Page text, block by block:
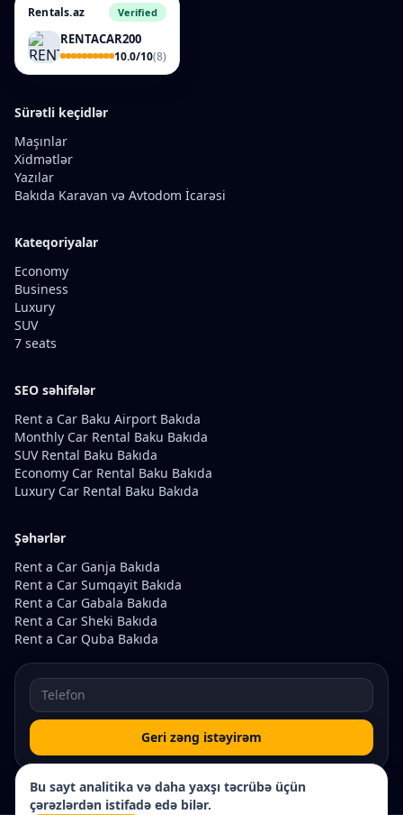
Rentals.az Verified
RENTACAR200
10.0/10(8)
Sürətli keçidlər
Maşınlar
Xidmətlər
Yazılar
Bakıda Karavan və Avtodom İcarəsi
Kateqoriyalar
Economy
Business
Luxury
SUV
7 seats
SEO səhifələr
Rent a Car Baku Airport Bakıda
Monthly Car Rental Baku Bakıda
SUV Rental Baku Bakıda
Economy Car Rental Baku Bakıda
Luxury Car Rental Baku Bakıda
Şəhərlər
Rent a Car Ganja Bakıda
Rent a Car Sumqayit Bakıda
Rent a Car Gabala Bakıda
Rent a Car Sheki Bakıda
Rent a Car Quba Bakıda
Geri zəng istəyirəm
Bu sayt analitika və daha yaxşı təcrübə üçün
çərəzlərdən istifadə edə bilər.